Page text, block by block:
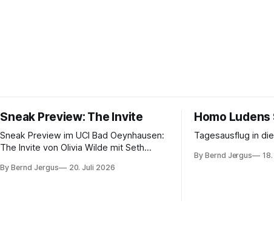
Sneak Preview: The Invite
Sneak Preview im UCI Bad Oeynhausen:
The Invite von Olivia Wilde mit Seth
Norton. Kammerspiel, Sex-Comedy, 8,5
By Bernd Jergus 20. Juli 2026
Homo Ludens
Tagesausflug in
By Bernd Jergus